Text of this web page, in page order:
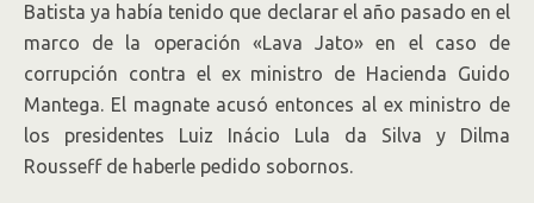
Batista ya había tenido que declarar el año pasado en el
marco de la operación «Lava Jato» en el caso de
corrupción contra el ex ministro de Hacienda Guido
Mantega. El magnate acusó entonces al ex ministro de
los presidentes Luiz Inácio Lula da Silva y Dilma
Rousseff de haberle pedido sobornos.